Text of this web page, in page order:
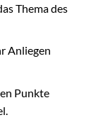
Thema des
Anliegen
Punkte